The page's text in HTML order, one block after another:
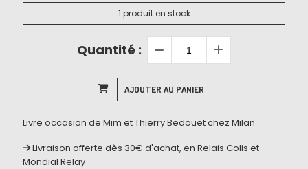
1 produit en stock
Quantité :
AJOUTER AU PANIER
Livre occasion de Mim et Thierry Bedouet chez Milan
Livraison offerte dès 30€ d'achat, en Relais Colis et
Mondial Relay